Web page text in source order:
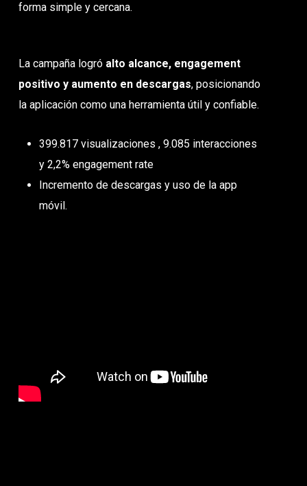
forma simple y cercana.
La campaña logró alto alcance, engagement
positivo y aumento en descargas, posicionando
la aplicación como una herramienta útil y confiable.
399.817 visualizaciones , 9.085 interacciones
y 2,2% engagement rate
Incremento de descargas y uso de la app
móvil.